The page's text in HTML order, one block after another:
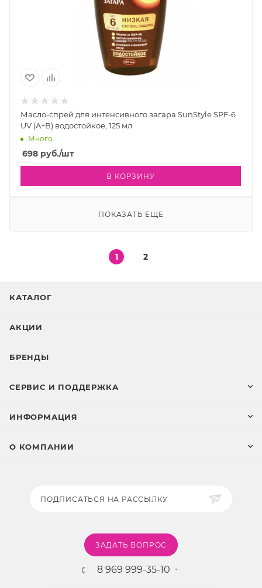
Масло-спрей для интенсивного загара SunStyle SPF-6
UV (A+B) водостойкое, 125 мл
Много
698 руб./шт
В КОРЗИНУ
ПОКАЗАТЬ ЕЩЕ
1 2
КАТАЛОГ
АКЦИИ
БРЕНДЫ
СЕРВИС И ПОДДЕРЖКА
ИНФОРМАЦИЯ
О КОМПАНИИ
ПОДПИСАТЬСЯ НА РАССЫЛКУ
ЗАДАТЬ ВОПРОС
8 969 999-35-10